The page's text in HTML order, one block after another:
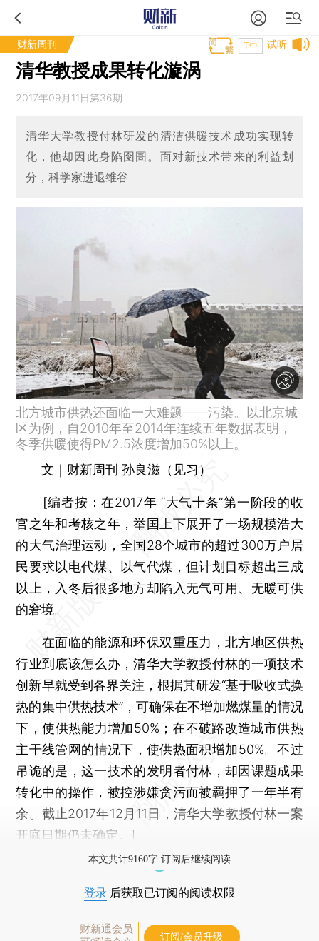
财新周刊 试听
T中
清华教授成果转化漩涡
2017年09月11日第36期
清华大学教授付林研发的清洁供暖技术成功实现转
化，他却因此身陷囹圄。面对新技术带来的利益划
分，科学家进退维谷
北方城市供热还面临一大难题——污染。以北京城
区为例，自2010年至2014年连续五年数据表明，
冬季供暖使得PM2.5浓度增加50%以上。
文｜财新周刊 孙良滋（见习）
[编者按：在2017年 “大气十条”第一阶段的收
官之年和考核之年，举国上下展开了一场规模浩大
的大气治理运动，全国28个城市的超过300万户居
民要求以电代煤、以气代煤，但计划目标超出三成
以上，入冬后很多地方却陷入无气可用、无暖可供
的窘境。
在面临的能源和环保双重压力，北方地区供热
行业到底该怎么办，清华大学教授付林的一项技术
创新早就受到各界关注，根据其研发“基于吸收式换
热的集中供热技术”，可确保在不增加燃煤量的情况
下，使供热能力增加50%；在不破路改造城市供热
主干线管网的情况下，使供热面积增加50%。不过
吊诡的是，这一技术的发明者付林，却因课题成果
转化中的操作，被控涉嫌贪污而被羁押了一年半有
余。截止2017年12月11日，清华大学教授付林一案
开庭日期仍未确定。]
本文共计9160字 订阅后继续阅读
登录 后获取已订阅的阅读权限
财新通会员
订阅/会员升级